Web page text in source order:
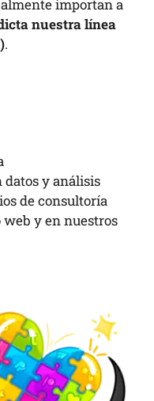
importan a
nuestra línea
.
datos y análisis
de consultoría
y en nuestros